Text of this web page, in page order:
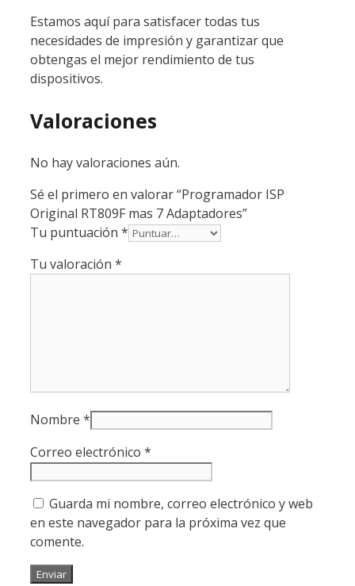
Estamos aquí para satisfacer todas tus
necesidades de impresión y garantizar que
obtengas el mejor rendimiento de tus
dispositivos.
Valoraciones
No hay valoraciones aún.
Sé el primero en valorar “Programador ISP
Original RT809F mas 7 Adaptadores”
Tu puntuación *
Tu valoración *
Nombre *
Correo electrónico *
Guarda mi nombre, correo electrónico y web
en este navegador para la próxima vez que
comente.